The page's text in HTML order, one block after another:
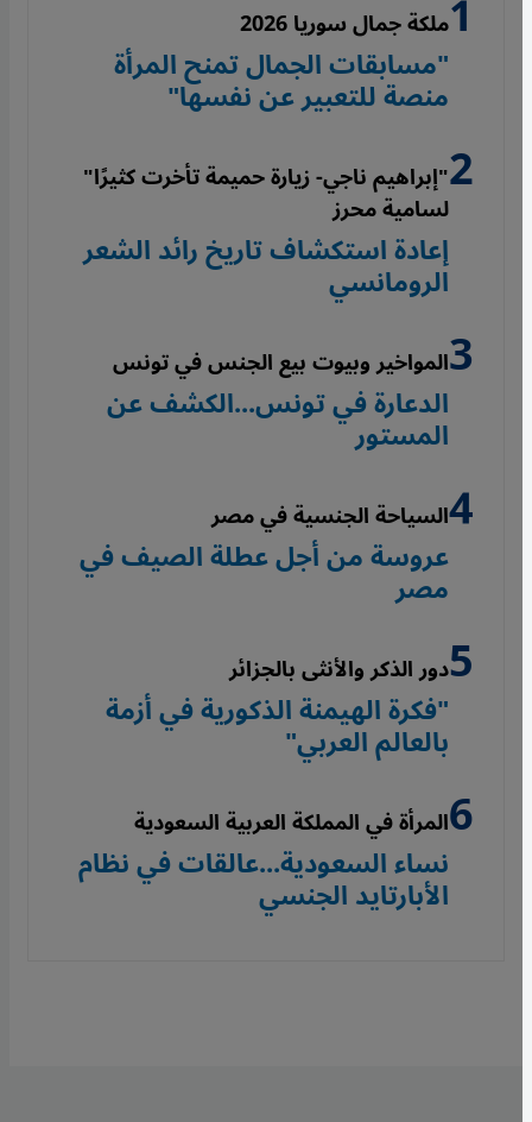
ملكة جمال سوريا 2026
"مسابقات الجمال تمنح المرأة
منصة للتعبير عن نفسها"
"إبراهيم ناجي- زيارة حميمة تأخرت كثيرًا"
لسامية محرز
إعادة استكشاف تاريخ رائد الشعر
الرومانسي
المواخير وبيوت بيع الجنس في تونس
الدعارة في تونس...الكشف عن
المستور
السياحة الجنسية في مصر
عروسة من أجل عطلة الصيف في
مصر
دور الذكر والأنثى بالجزائر
"فكرة الهيمنة الذكورية في أزمة
بالعالم العربي"
المرأة في المملكة العربية السعودية
نساء السعودية...عالقات في نظام
الأبارتايد الجنسي